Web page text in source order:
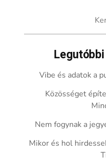
Vibe és adatok a
Közösséget
Nem fogynak a
Mikor és hol